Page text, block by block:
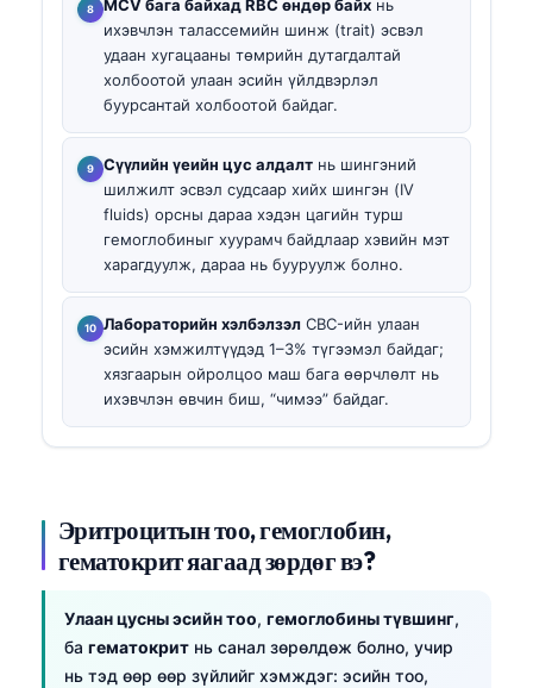
MCV бага байхад RBC өндөр байх нь
ихэвчлэн талассемийн шинж (trait) эсвэл
удаан хугацааны төмрийн дутагдалтай
холбоотой улаан эсийн үйлдвэрлэл
буурсантай холбоотой байдаг.
Сүүлийн үеийн цус алдалт нь шингэний
шилжилт эсвэл судсаар хийх шингэн (IV
fluids) орсны дараа хэдэн цагийн турш
гемоглобиныг хуурамч байдлаар хэвийн мэт
харагдуулж, дараа нь бууруулж болно.
Лабораторийн хэлбэлзэл CBC-ийн улаан
эсийн хэмжилтүүдэд 1–3% түгээмэл байдаг;
хязгаарын ойролцоо маш бага өөрчлөлт нь
ихэвчлэн өвчин биш, “чимээ” байдаг.
Эритроцитын тоо, гемоглобин,
гематокрит яагаад зөрдөг вэ?
Улаан цусны эсийн тоо, гемоглобины түвшинг,
ба гематокрит нь санал зөрөлдөж болно, учир
нь тэд өөр өөр зүйлийг хэмждэг: эсийн тоо,